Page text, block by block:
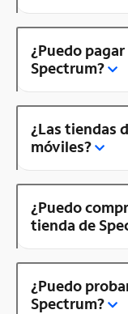
¿Puedo
Spectrum?
¿Las tiendas
móviles?
¿Puedo
tienda de
¿Puedo
Spectrum?